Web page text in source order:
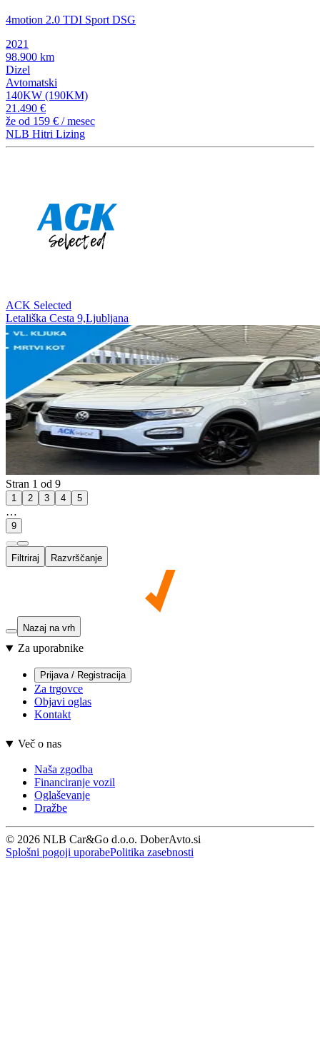
4motion 2.0 TDI Sport DSG
2021
98.900 km
Dizel
Avtomatski
140KW (190KM)
21.490 €
že od 159 € / mesec
NLB Hitri Lizing
ACK Selected
Letališka Cesta 9,Ljubljana
Stran 1 od 9
1 2 3 4 5
…
9
Filtriraj Razvrščanje
Nazaj na vrh
Za uporabnike
Prijava / Registracija
Za trgovce
Objavi oglas
Kontakt
Več o nas
Naša zgodba
Financiranje vozil
Oglaševanje
Dražbe
© 2026 NLB Car&Go d.o.o. DoberAvto.si
Splošni pogoji uporabePolitika zasebnosti